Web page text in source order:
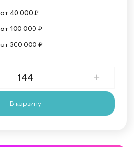
от 40 000 ₽
от 100 000 ₽
от 300 000 ₽
В корзину